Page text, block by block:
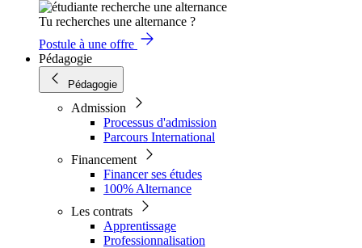
Tu recherches une alternance ?
Postule à une offre
Pédagogie
Pédagogie
Admission
Processus d'admission
Parcours International
Financement
Financer ses études
100% Alternance
Les contrats
Apprentissage
Professionnalisation